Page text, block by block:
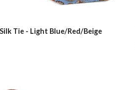
Tie - Light Blue/Red/Beige